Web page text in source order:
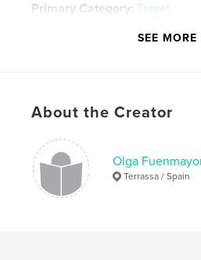
Primary Category: Travel
Standard
LanguageSlovak
marroc essaouira ,
SEE MORE
About the Creator
Olga
Terrassa / Spain